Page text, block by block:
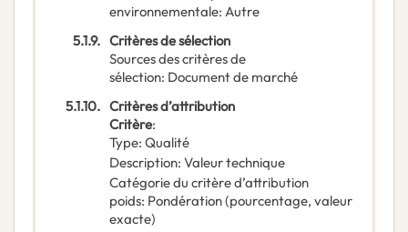
environnementale: Autre
5.1.9. Critères de sélection
Sources des critères de
sélection: Document de marché
5.1.10. Critères d’attribution
Critère:
Type: Qualité
Description: Valeur technique
Catégorie du critère d’attribution
poids: Pondération (pourcentage, valeur
exacte)